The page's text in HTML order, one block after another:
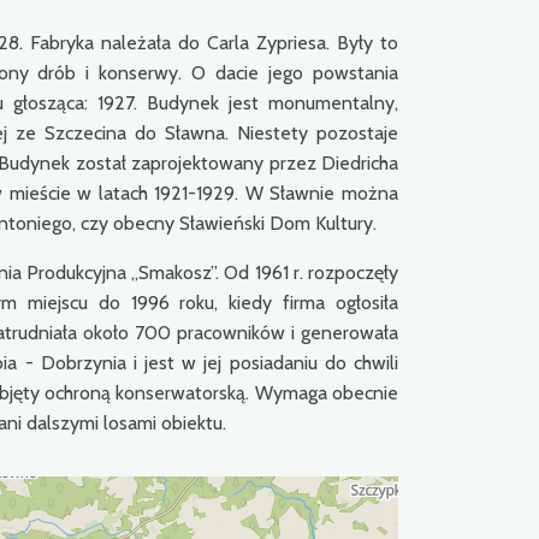
Fabryka należała do Carla Zypriesa. Były to
drób i konserwy. O dacie jego powstania
1927. Budynek jest monumentalny,
ze Szczecina do Sławna. Niestety pozostaje
został zaprojektowany przez Diedricha
w latach 1921-1929. W Sławnie można
czy obecny Sławieński Dom Kultury.
Produkcyjna „Smakosz”. Od 1961 r. rozpoczęły
miejscu do 1996 roku, kiedy firma ogłosiła
około 700 pracowników i generowała
- Dobrzynia i jest w jej posiadaniu do chwili
ochroną konserwatorską. Wymaga obecnie
dalszymi losami obiektu.